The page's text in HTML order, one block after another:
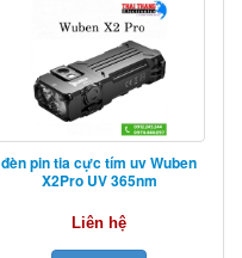
đèn pin tia cực tím uv Wuben
X2Pro UV 365nm
Liên hệ